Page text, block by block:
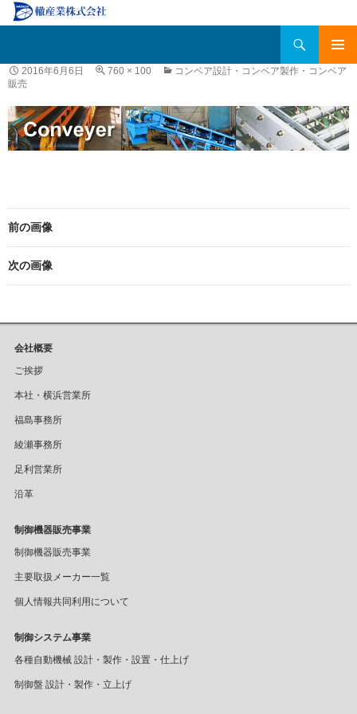
メインメ
ン
テ
ン
ツ
へ
2016年6月6日 760 × 100
コンベア設計・コンベア製作・コンベア
販売
前の画像
次の画像
会社概要
ご挨拶
本社・横浜営業所
福島事務所
綾瀬事務所
足利営業所
沿革
制御機器販売事業
制御機器販売事業
主要取扱メーカー一覧
個人情報共同利用について
制御システム事業
各種自動機械 設計・製作・設置・仕上げ
制御盤 設計・製作・立上げ